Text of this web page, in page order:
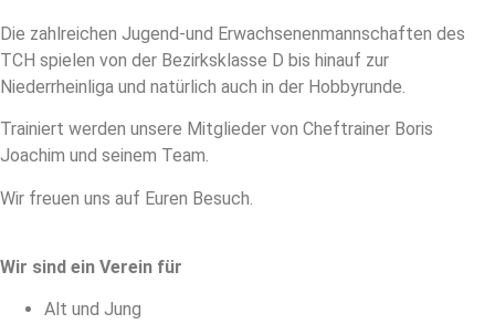
Die zahlreichen Jugend-und Erwachsenenmannschaften des
TCH spielen von der Bezirksklasse D bis hinauf zur
Niederrheinliga und natürlich auch in der Hobbyrunde.
Trainiert werden unsere Mitglieder von Cheftrainer Boris
Joachim und seinem Team.
Wir freuen uns auf Euren Besuch.
Wir sind ein Verein für
Alt und Jung